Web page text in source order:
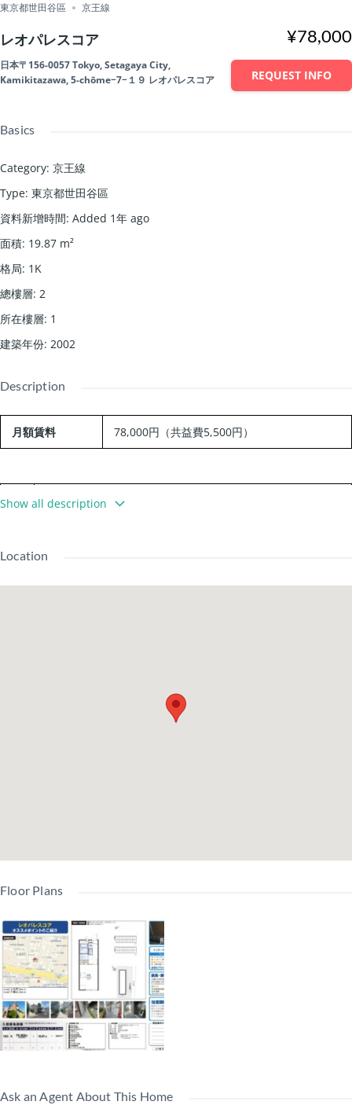
東京都世田谷區 京王線
レオパレスコア
日本〒156-0057 Tokyo, Setagaya City,
Kamikitazawa, 5-chōme−7−１９ レオパレスコア
¥78,000
REQUEST INFO
Basics
Category: 京王線
Type: 東京都世田谷區
資料新增時間: Added 1年 ago
面積: 19.87 m²
格局: 1K
總樓層: 2
所在樓層: 1
建築年份: 2002
Description
月額賃料 78,000円 （共益費5,500円）
交
京王線/上北沢駅 徒歩7分
設
獨立浴室和衛生間、浴室通風乾燥機、家具和家電、
機、空調
Show all description
Location
Floor Plans
Ask an Agent About This Home